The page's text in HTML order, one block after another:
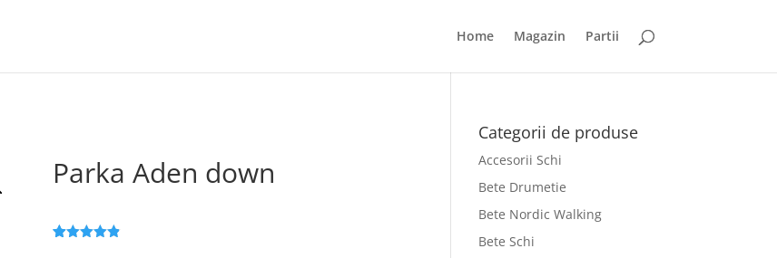
Home Magazin Partii
Parka Aden down
Categorii de produse
Accesorii Schi
Bete Drumetie
Bete Nordic Walking
Bete Schi